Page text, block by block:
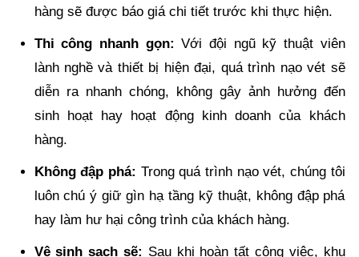
hàng sẽ được báo giá chi tiết trước khi thực hiện.
Thi công nhanh gọn:Với đội ngũ kỹ thuật viên
lành nghề và thiết bị hiện đại, quá trình nạo vét sẽ
diễn ra nhanh chóng, không gây ảnh hưởng đến
sinh hoạt hay hoạt động kinh doanh của khách
hàng.
Không đập phá: Trong quá trình nạo vét, chúng tôi
luôn chú ý giữ gìn hạ tầng kỹ thuật, không đập phá
hay làm hư hại công trình của khách hàng.
Vệ sinh sạch sẽ: Sau khi hoàn tất công việc, khu